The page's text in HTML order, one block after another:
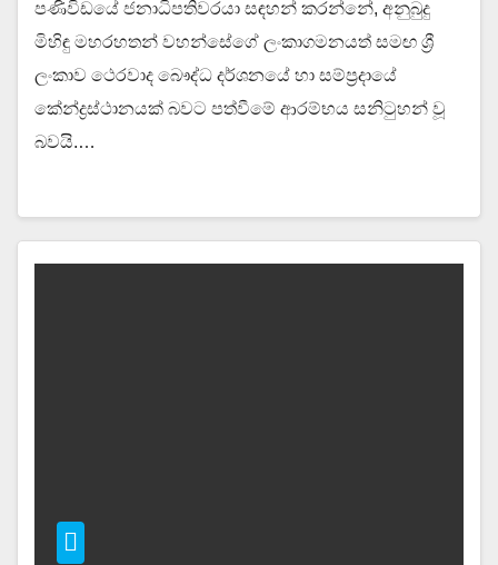
පණිවිඩයේ ජනාධිපතිවරයා සඳහන් කරන්නේ, අනුබුදු
මිහිඳු මහරහතන් වහන්සේගේ ලංකාගමනයත් සමඟ ශ්‍රී
ලංකාව ථෙරවාද බෞද්ධ දර්ශනයේ හා සම්ප්‍රදායේ
කේන්ද්‍රස්ථානයක් බවට පත්වීමේ ආරම්භය සනිටුහන් වූ
බවයි.…